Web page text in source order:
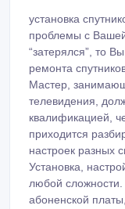
установка
проблемы с
“затерялся”, то
ремонта
Мастер,
телевидения,
квалификацией,
приходится
настроек разных
Установка,
любой
абоненской